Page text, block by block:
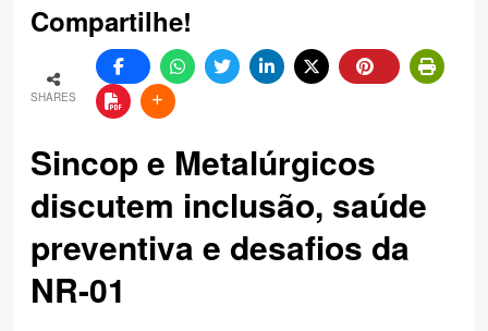
Compartilhe!
SHARES
Sincop e Metalúrgicos
discutem inclusão, saúde
preventiva e desafios da
NR-01